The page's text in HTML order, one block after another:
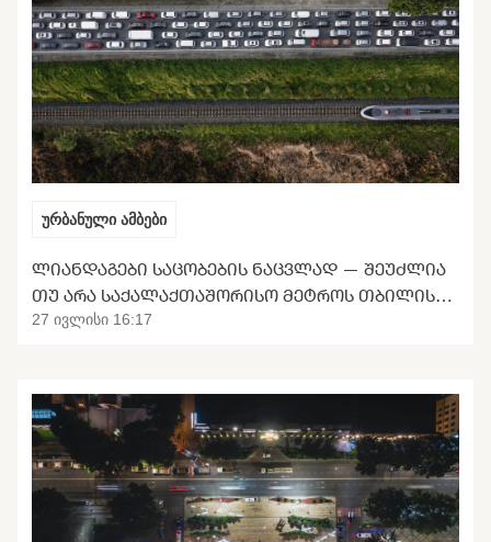
ურბანული ამბები
ᲚᲘᲐᲜᲓᲐᲒᲔᲑᲘ ᲡᲐᲪᲝᲑᲔᲑᲘᲡ ᲜᲐᲪᲕᲚᲐᲓ — ᲨᲔᲣᲫᲚᲘᲐ
ᲗᲣ ᲐᲠᲐ ᲡᲐᲥᲐᲚᲐᲥᲗᲐᲨᲝᲠᲘᲡᲝ ᲛᲔᲢᲠᲝᲡ ᲗᲑᲘᲚᲘᲡᲘᲡ
ᲒᲐᲜᲢᲕᲘᲠᲗᲕᲐ
27 ივლისი 16:17